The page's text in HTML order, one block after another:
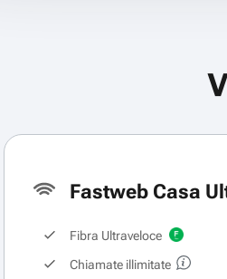
Fastweb Casa
Fibra Ultraveloce
Chiamate illimitate